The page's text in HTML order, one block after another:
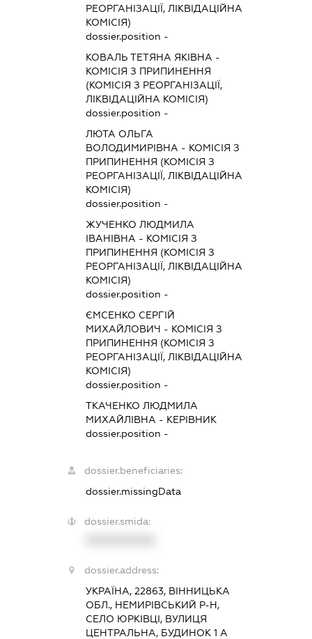
РЕОРГАНІЗАЦІЇ, ЛІКВІДАЦІЙНА
КОМІСІЯ)
dossier.position -
КОВАЛЬ ТЕТЯНА ЯКІВНА -
КОМІСІЯ З ПРИПИНЕННЯ
(КОМІСІЯ З РЕОРГАНІЗАЦІЇ,
ЛІКВІДАЦІЙНА КОМІСІЯ)
dossier.position -
ЛЮТА ОЛЬГА
ВОЛОДИМИРІВНА - КОМІСІЯ З
ПРИПИНЕННЯ (КОМІСІЯ З
РЕОРГАНІЗАЦІЇ, ЛІКВІДАЦІЙНА
КОМІСІЯ)
dossier.position -
ЖУЧЕНКО ЛЮДМИЛА
ІВАНІВНА - КОМІСІЯ З
ПРИПИНЕННЯ (КОМІСІЯ З
РЕОРГАНІЗАЦІЇ, ЛІКВІДАЦІЙНА
КОМІСІЯ)
dossier.position -
ЄМСЕНКО СЕРГІЙ
МИХАЙЛОВИЧ - КОМІСІЯ З
ПРИПИНЕННЯ (КОМІСІЯ З
РЕОРГАНІЗАЦІЇ, ЛІКВІДАЦІЙНА
КОМІСІЯ)
dossier.position -
ТКАЧЕНКО ЛЮДМИЛА
МИХАЙЛІВНА - КЕРІВНИК
dossier.position -
dossier.beneficiaries:
dossier.missingData
dossier.smida:
dossier.address:
УКРАЇНА, 22863, ВІННИЦЬКА
ОБЛ., НЕМИРІВСЬКИЙ Р-Н,
СЕЛО ЮРКІВЦІ, ВУЛИЦЯ
ЦЕНТРАЛЬНА, БУДИНОК 1 А